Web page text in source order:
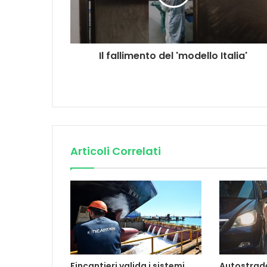
Il fallimento del 'modello Italia'
Articoli Correlati